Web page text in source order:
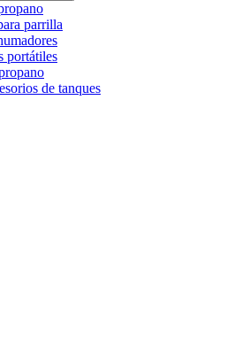
parrilla
portátiles
de tanques